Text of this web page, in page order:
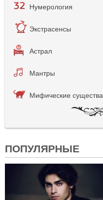
Нумерология
Экстрасенсы
Астрал
Мантры
Мифические существа
ПОПУЛЯРНЫЕ